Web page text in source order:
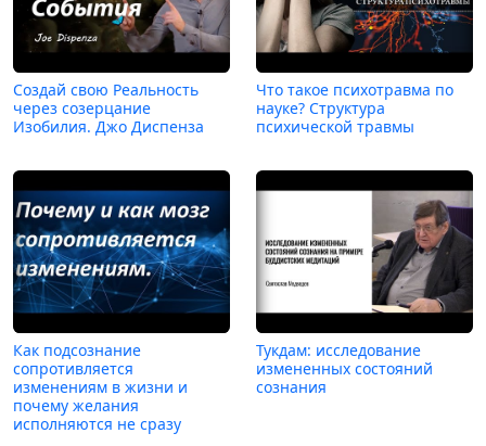
Создай свою Реальность
через созерцание
Изобилия. Джо Диспенза
Что такое психотравма по
науке? Структура
психической травмы
Как подсознание
сопротивляется
изменениям в жизни и
почему желания
исполняются не сразу
Тукдам: исследование
измененных состояний
сознания